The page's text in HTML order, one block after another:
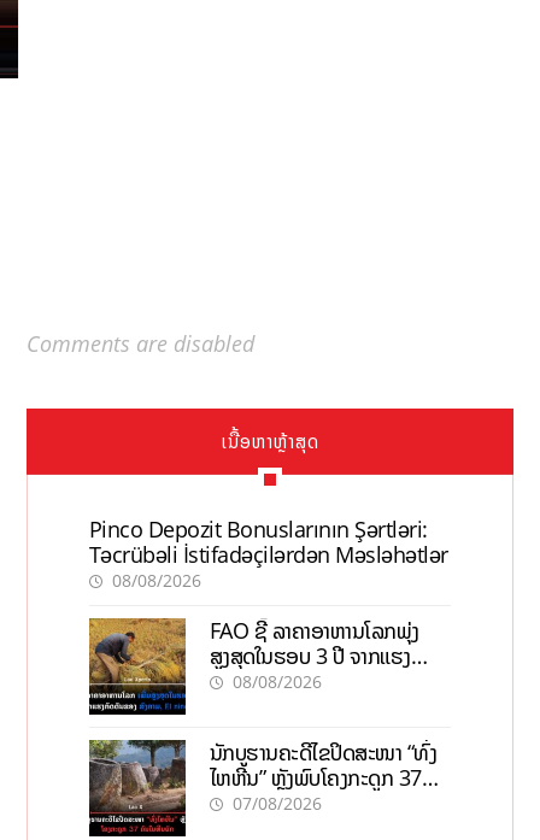
Comments are disabled
ເນື້ອຫາຫຼ້າສຸດ
Pinco Depozit Bonuslarının Şərtləri:
Təcrübəli İstifadəçilərdən Məsləhətlər
08/08/2026
FAO ຊີ້ ລາຄາອາຫານໂລກພຸ່ງ
ສູງສຸດໃນຮອບ 3 ປີ ຈາກແຮງ
ກົດດັນຂອງສົງຄາມ, El nino
08/08/2026
ນັກບູຮານຄະດີໄຂປິດສະໜາ “ທົ່ງ
ໄຫຫີນ” ຫຼັງພົບໂຄງກະດູກ 37
ຄົນໃນຫີນຍັກ
07/08/2026